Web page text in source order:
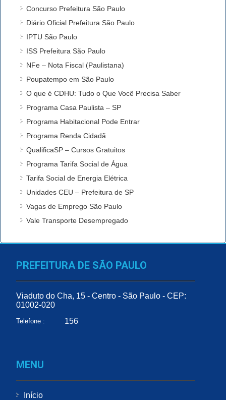
Concurso Prefeitura São Paulo
Diário Oficial Prefeitura São Paulo
IPTU São Paulo
ISS Prefeitura São Paulo
NFe – Nota Fiscal (Paulistana)
Poupatempo em São Paulo
O que é CDHU: Tudo o Que Você Precisa Saber
Programa Casa Paulista – SP
Programa Habitacional Pode Entrar
Programa Renda Cidadã
QualificaSP – Cursos Gratuitos
Programa Tarifa Social de Água
Tarifa Social de Energia Elétrica
Unidades CEU – Prefeitura de SP
Vagas de Emprego São Paulo
Vale Transporte Desempregado
PREFEITURA DE SÃO PAULO
Viaduto do Cha, 15 - Centro - São Paulo - CEP:
01002-020
Telefone : 156
MENU
Início